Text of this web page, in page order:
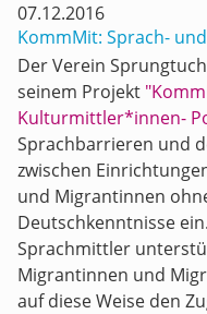
07.12.2016
KommMit: Sprach-
Der Verein
seinem Projekt
Kulturmittler*innen-
Sprachbarrieren und
zwischen
und Migrantinnen
Deutschkenntnisse
Sprachmittler
Migrantinnen und
auf diese Weise den